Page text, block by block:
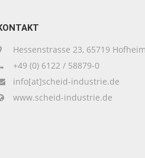
Hessenstrasse 23, 65719
+49 (0) 6122 / 58879-0
info[at]scheid-industrie.de
www.scheid-industrie.de